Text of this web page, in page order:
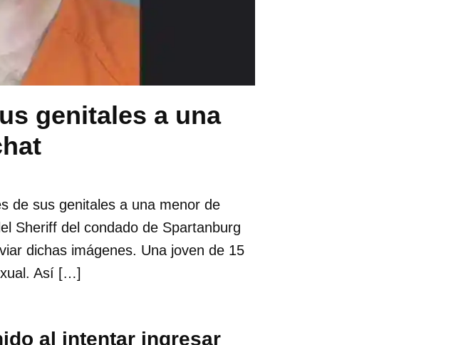
genitales a una
de sus genitales a una menor de
Sheriff del condado de Spartanburg
dichas imágenes. Una joven de 15
Así […]
al intentar ingresar